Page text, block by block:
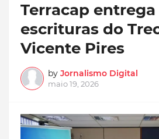
Terracap
escrituras do
Vicente Pires
by Jornalismo Digital
maio 19, 2026